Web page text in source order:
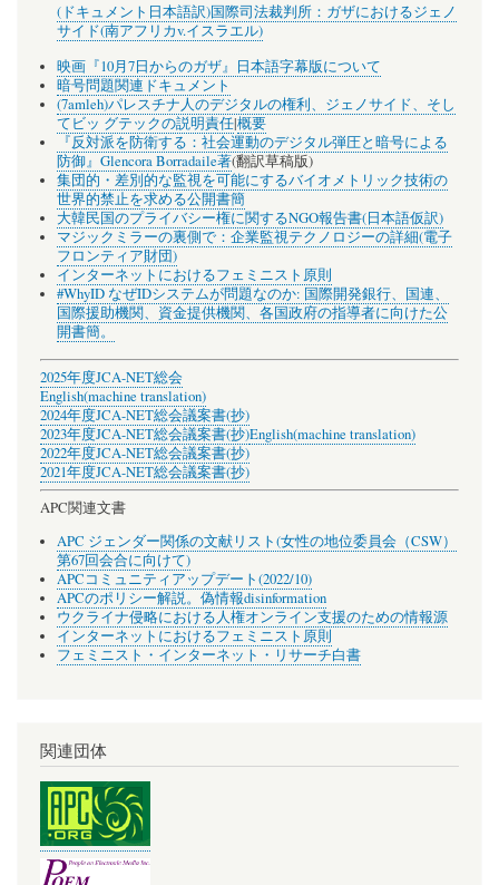
(ドキュメント日本語訳)国際司法裁判所：ガザにおけるジェノ
サイド(南アフリカv.イスラエル)
映画『10月7日からのガザ』日本語字幕版について
暗号問題関連ドキュメント
(7amleh)パレスチナ人のデジタルの権利、ジェノサイド、そし
てビッ グテックの説明責任|概要
『反対派を防衛する：社会運動のデジタル弾圧と暗号による
防御』Glencora Borradaile著(翻訳草稿版)
集団的・差別的な監視を可能にするバイオメトリック技術の
世界的禁止を求める公開書簡
大韓民国のプライバシー権に関するNGO報告書(日本語仮訳)
マジックミラーの裏側で：企業監視テクノロジーの詳細(電子
フロンティア財団)
インターネットにおけるフェミニスト原則
#WhyID なぜIDシステムが問題なのか: 国際開発銀行、国連、
国際援助機関、資金提供機関、各国政府の指導者に向けた公
開書簡。
2025年度JCA-NET総会
English(machine translation)
2024年度JCA-NET総会議案書(抄)
2023年度JCA-NET総会議案書(抄)English(machine translation)
2022年度JCA-NET総会議案書(抄)
2021年度JCA-NET総会議案書(抄)
APC関連文書
APC ジェンダー関係の文献リスト(女性の地位委員会（CSW）
第67回会合に向けて)
APCコミュニティアップデート(2022/10)
APCのポリシー解説。偽情報disinformation
ウクライナ侵略における人権オンライン支援のための情報源
インターネットにおけるフェミニスト原則
フェミニスト・インターネット・リサーチ白書
関連団体